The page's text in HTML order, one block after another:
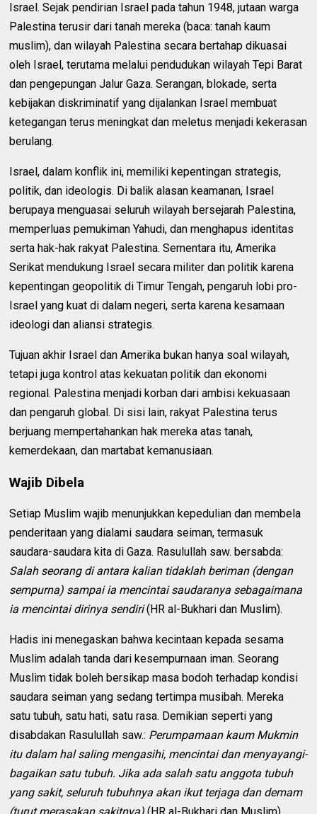
Israel. Sejak pendirian Israel pada tahun 1948, jutaan warga
Palestina terusir dari tanah mereka (baca: tanah kaum
muslim), dan wilayah Palestina secara bertahap dikuasai
oleh Israel, terutama melalui pendudukan wilayah Tepi Barat
dan pengepungan Jalur Gaza. Serangan, blokade, serta
kebijakan diskriminatif yang dijalankan Israel membuat
ketegangan terus meningkat dan meletus menjadi kekerasan
berulang.
Israel, dalam konflik ini, memiliki kepentingan strategis,
politik, dan ideologis. Di balik alasan keamanan, Israel
berupaya menguasai seluruh wilayah bersejarah Palestina,
memperluas pemukiman Yahudi, dan menghapus identitas
serta hak-hak rakyat Palestina. Sementara itu, Amerika
Serikat mendukung Israel secara militer dan politik karena
kepentingan geopolitik di Timur Tengah, pengaruh lobi pro-
Israel yang kuat di dalam negeri, serta karena kesamaan
ideologi dan aliansi strategis.
Tujuan akhir Israel dan Amerika bukan hanya soal wilayah,
tetapi juga kontrol atas kekuatan politik dan ekonomi
regional. Palestina menjadi korban dari ambisi kekuasaan
dan pengaruh global. Di sisi lain, rakyat Palestina terus
berjuang mempertahankan hak mereka atas tanah,
kemerdekaan, dan martabat kemanusiaan.
Wajib Dibela
Setiap Muslim wajib menunjukkan kepedulian dan membela
penderitaan yang dialami saudara seiman, termasuk
saudara-saudara kita di Gaza. Rasulullah saw. bersabda:
Salah seorang di antara kalian tidaklah beriman (dengan
sempurna) sampai ia mencintai saudaranya sebagaimana
ia mencintai dirinya sendiri(HR al-Bukhari dan Muslim).
Hadis ini menegaskan bahwa kecintaan kepada sesama
Muslim adalah tanda dari kesempurnaan iman. Seorang
Muslim tidak boleh bersikap masa bodoh terhadap kondisi
saudara seiman yang sedang tertimpa musibah. Mereka
satu tubuh, satu hati, satu rasa. Demikian seperti yang
disabdakan Rasulullah saw.: Perumpamaan kaum Mukmin
itu dalam hal saling mengasihi, mencintai dan menyayangi-
bagaikan satu tubuh. Jika ada salah satu anggota tubuh
yang sakit, seluruh tubuhnya akan ikut terjaga dan demam